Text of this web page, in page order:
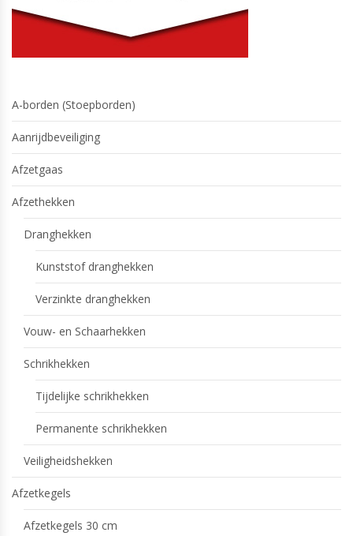
A-borden (Stoepborden)
Aanrijdbeveiliging
Afzetgaas
Afzethekken
Dranghekken
Kunststof dranghekken
Verzinkte dranghekken
Vouw- en Schaarhekken
Schrikhekken
Tijdelijke schrikhekken
Permanente schrikhekken
Veiligheidshekken
Afzetkegels
Afzetkegels 30 cm